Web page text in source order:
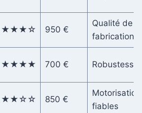
950 €
Qualité de
fabrication
700 € Robustesse
850 €
fiables